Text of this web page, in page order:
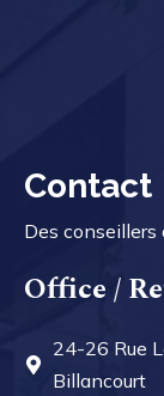
Contact
Des conseillers
Office /
24-26 Rue
Billancourt